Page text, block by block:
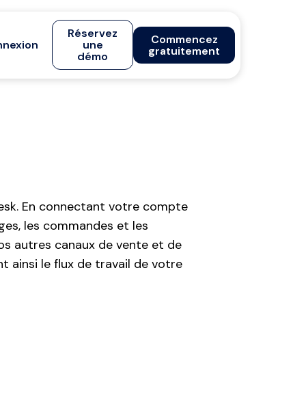
Réservez
une
démo
Commencez
gratuitement
En connectant votre compte
les commandes et les
autres canaux de vente et de
ainsi le flux de travail de votre